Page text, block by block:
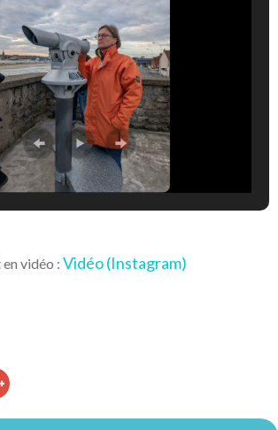
vidéo : Vidéo (Instagram)